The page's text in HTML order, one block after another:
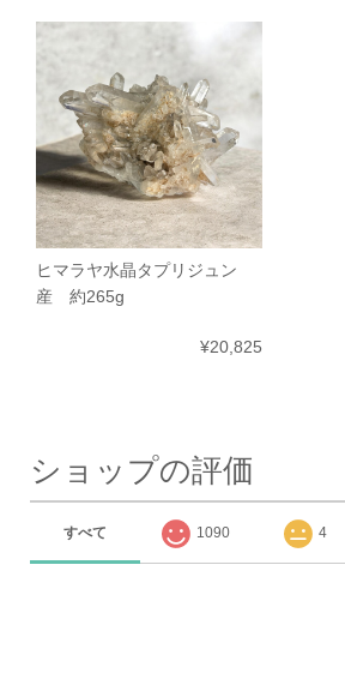
ヒマラヤ水晶タプリジュン
産 約265g
¥20,825
ショップの評価
すべて 1090 4